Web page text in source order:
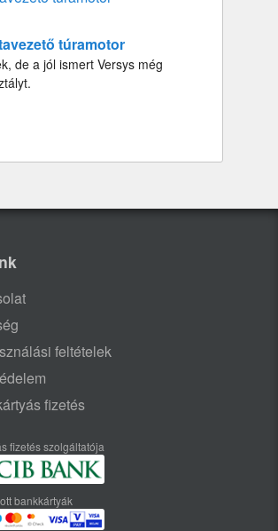
túramotor
de a jól ismert Versys még
feltételek
fizetés
fizetés szolgáltatója
bankkártyák